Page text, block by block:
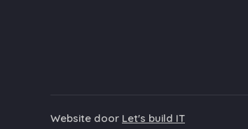
Website door Let's build IT